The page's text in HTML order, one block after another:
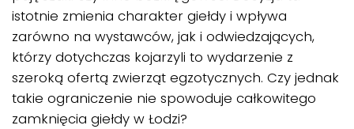
istotnie zmienia charakter giełdy i wpływa
zarówno na wystawców, jak i odwiedzających,
którzy dotychczas kojarzyli to wydarzenie z
szeroką ofertą zwierząt egzotycznych. Czy jednak
takie ograniczenie nie spowoduje całkowitego
zamknięcia giełdy w Łodzi?